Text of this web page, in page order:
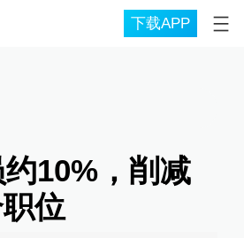
下载APP
10%，削减
位